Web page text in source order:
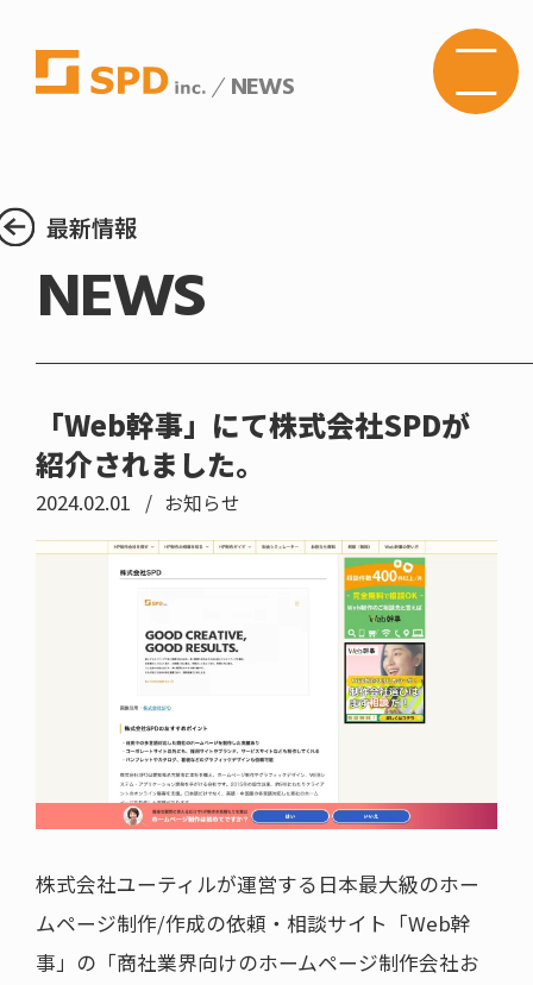
NEWS
最新情報
NEWS
「Web幹事」にて株式会社SPDが
紹介されました。
2024.02.01 お知らせ
株式会社ユーティルが運営する日本最大級のホー
ムページ制作/作成の依頼・相談サイト「Web幹
事」の「商社業界向けのホームページ制作会社お